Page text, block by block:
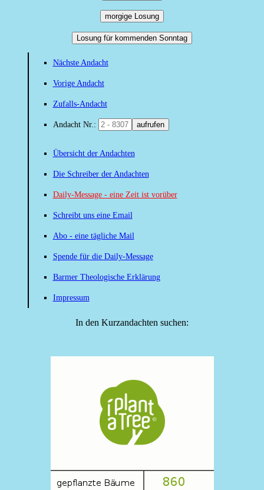
morgige Losung
Losung für kommenden Sonntag
Nächste Andacht
Vorige Andacht
Zufalls-Andacht
Andacht Nr.: aufrufen
Übersicht der Andachten
Die Schreiber der Andachten
Daily-Message - eine Zeit ist vorüber
Schreibt uns eine Email
Abo - eine tägliche Mail
Spende für die Daily-Message
Barmer Theologische Erklärung
Impressum
In den Kurzandachten suchen: